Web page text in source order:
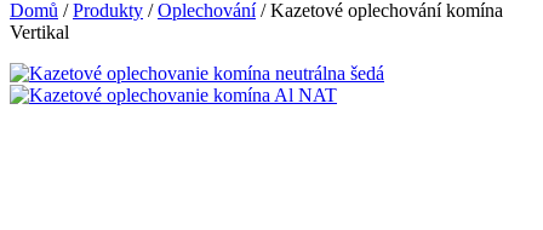
Domů /Produkty /Oplechování/Kazetové oplechování komína
Vertikal